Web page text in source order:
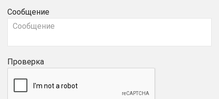
Сообщение
Проверка